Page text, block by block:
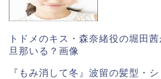
トドメのキス・森奈緒役の堀田
旦那いる？画像
『もみ消して冬』波留の髪型・